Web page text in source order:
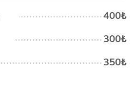
400₺
300₺
350₺